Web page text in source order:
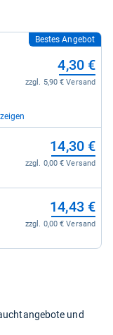
Bestes Angebot
4,30 €
zzgl. 5,90 € Versand
14,99 €
zzgl. 0,00 € Versand
14,30 €
zzgl. 0,00 € Versand
14,43 €
zzgl. 0,00 € Versand
und